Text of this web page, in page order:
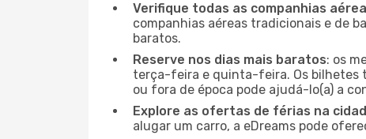
Verifique todas as companhias
companhias aéreas tradicionais e de
baratos.
Reserve nos dias mais baratos: os
terça-feira e quinta-feira. Os bilhetes
ou fora de época pode ajudá-lo(a) a
Explore as ofertas de férias na
alugar um carro, a eDreams pode